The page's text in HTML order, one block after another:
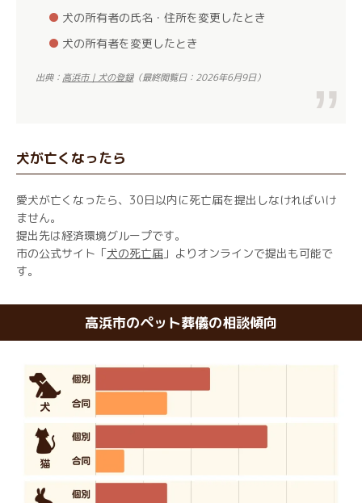
犬の所有者の氏名・住所を変更したとき
犬の所有者を変更したとき
出典： 高浜市｜犬の登録（最終閲覧日：2026年6月9日）
犬が亡くなったら
愛犬が亡くなったら、30日以内に死亡届を提出しなければいけ
ません。
提出先は経済環境グループです。
市の公式サイト「犬の死亡届 」よりオンラインで提出も可能で
す。
高浜市のペット葬儀の相談傾向